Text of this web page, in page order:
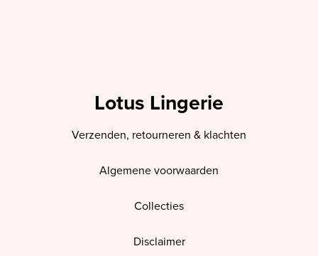
Lotus Lingerie
Verzenden, retourneren & klachten
Algemene voorwaarden
Collecties
Disclaimer